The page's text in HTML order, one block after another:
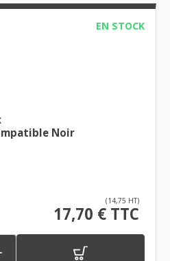
EN STOCK
Noir
(14,75 HT)
17,70 € TTC